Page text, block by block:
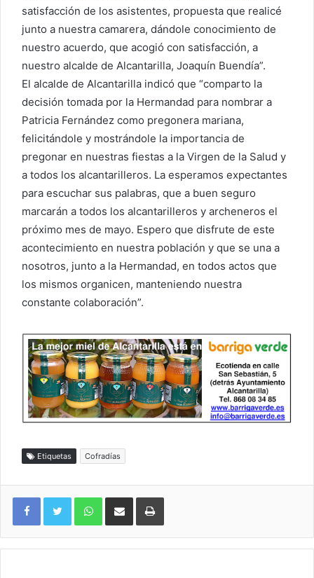
satisfacción de los asistentes, propuesta que realicé
junto a nuestra camarera, dándole conocimiento de
nuestro acuerdo, que acogió con satisfacción, a
nuestro alcalde de Alcantarilla, Joaquín Buendía”.
El alcalde de Alcantarilla indicó que “comparto la
decisión tomada por la Hermandad para nombrar a
Patricia Fernández como pregonera mariana,
felicitándole y mostrándole la importancia de
pregonar en nuestras fiestas a la Virgen de la Salud y
a todos los alcantarilleros. La esperamos expectantes
para escuchar sus palabras, que a buen seguro
marcarán a todos los alcantarilleros y archeneros el
próximo mes de mayo. Espero que disfrute de este
acontecimiento en nuestra población y que se una a
nosotros, junto a la Hermandad, en todos actos que
los mismos organicen, manteniendo nuestra
constante colaboración”.
Etiquetas Cofradías
WhatsAppCompartir por correo electrónicoImprimir